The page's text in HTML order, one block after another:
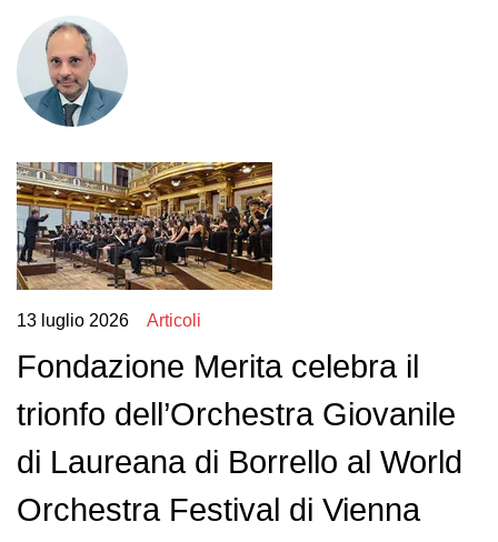
13 luglio 2026 Articoli
Fondazione Merita celebra il
trionfo dell’Orchestra Giovanile
di Laureana di Borrello al World
Orchestra Festival di Vienna